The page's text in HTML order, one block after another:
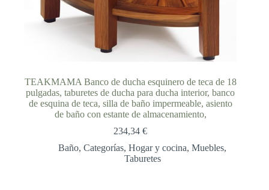
TEAKMAMA Banco de ducha esquinero de teca de 18
pulgadas, taburetes de ducha para ducha interior, banco
de esquina de teca, silla de baño impermeable, asiento
de baño con estante de almacenamiento,
234,34€
Baño,Categorías,Hogar y cocina,Muebles,
Taburetes